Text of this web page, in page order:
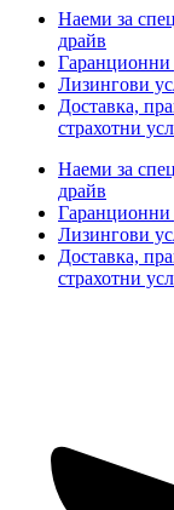
Наеми за
драйв
Гаранционни
Лизингови
Доставка,
страхотни
Наеми за
драйв
Гаранционни
Лизингови
Доставка,
страхотни